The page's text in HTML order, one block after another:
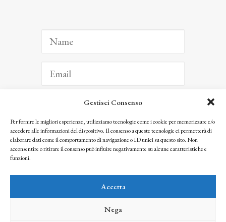
Gestisci Consenso
Per fornire le migliori esperienze, utilizziamo tecnologie come i cookie per memorizzare e/o
accedere alle informazioni del dispositivo. Il consenso a queste tecnologie ci permetterà di
elaborare dati come il comportamento di navigazione o ID unici su questo sito. Non
acconsentire o ritirare il consenso può influire negativamente su alcune caratteristiche e
funzioni.
Accetta
Nega
ISCRIVITI
Facendo clic per iscriverti, riconosci che le tue informazioni saranno trattate
seguendo la nostra Privacy Policy
© 2025 Istituto Matteucci. All right reserved
l’autorizzazione scritta dei proprietari dei diritti e dell’Istituto Matteucci